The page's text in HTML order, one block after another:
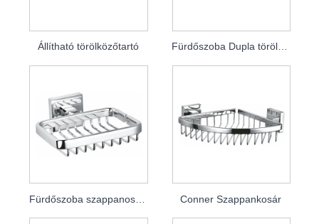
Állítható törölközőtartó
Fürdőszoba szappanos kosár Conner Szappankosár